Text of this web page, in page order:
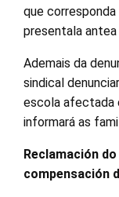
que
presentala
Ademais da
sindical
escola afectada
informará as
Reclamación
compensación